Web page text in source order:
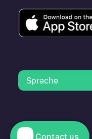
Sprache
© 2023 Electromaps
Contact us